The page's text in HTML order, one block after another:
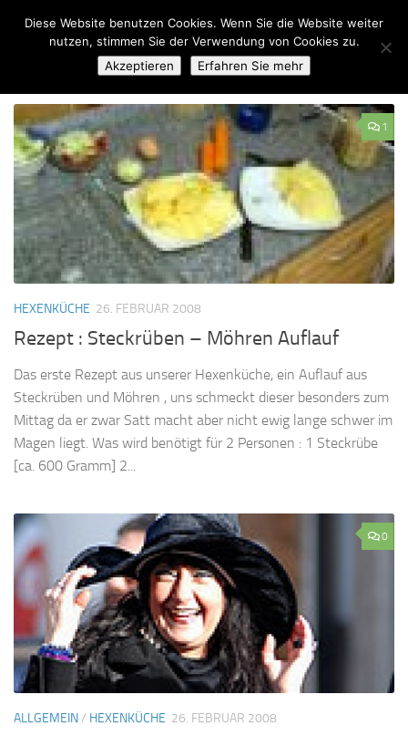
Zum Inhalt springen
HEXENKÜCHE
1
HEXENKÜCHE 26. FEBRUAR 2008
Rezept : Steckrüben – Möhren Auflauf
Das erste Rezept aus unserer Hexenküche, ein Auflauf aus
Steckrüben und Möhren , uns schmeckt dieser besonders zum
Mittag da er zwar Satt macht aber nicht ewig lange schwer im
Magen liegt. Was wird benötigt für 2 Personen : 1 Steckrübe
[ca. 600 Gramm] 2...
0
ALLGEMEIN/ HEXENKÜCHE 26. FEBRUAR 2008
Diese Website benutzen Cookies. Wenn Sie die Website weiter
nutzen, stimmen Sie der Verwendung von Cookies zu.
Akzeptieren
Erfahren Sie mehr